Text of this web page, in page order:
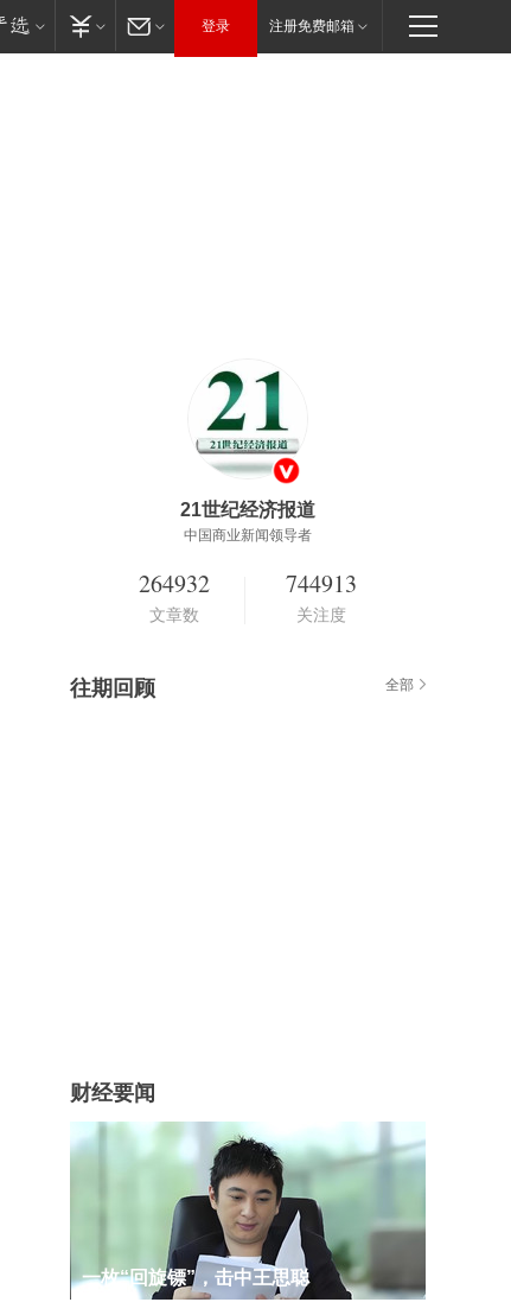
登录 注册免费邮箱
21世纪经济报道
中国商业新闻领导者
264932
文章数
744913
关注度
往期回顾 全部
财经要闻
一枚“回旋镖”，击中王思聪